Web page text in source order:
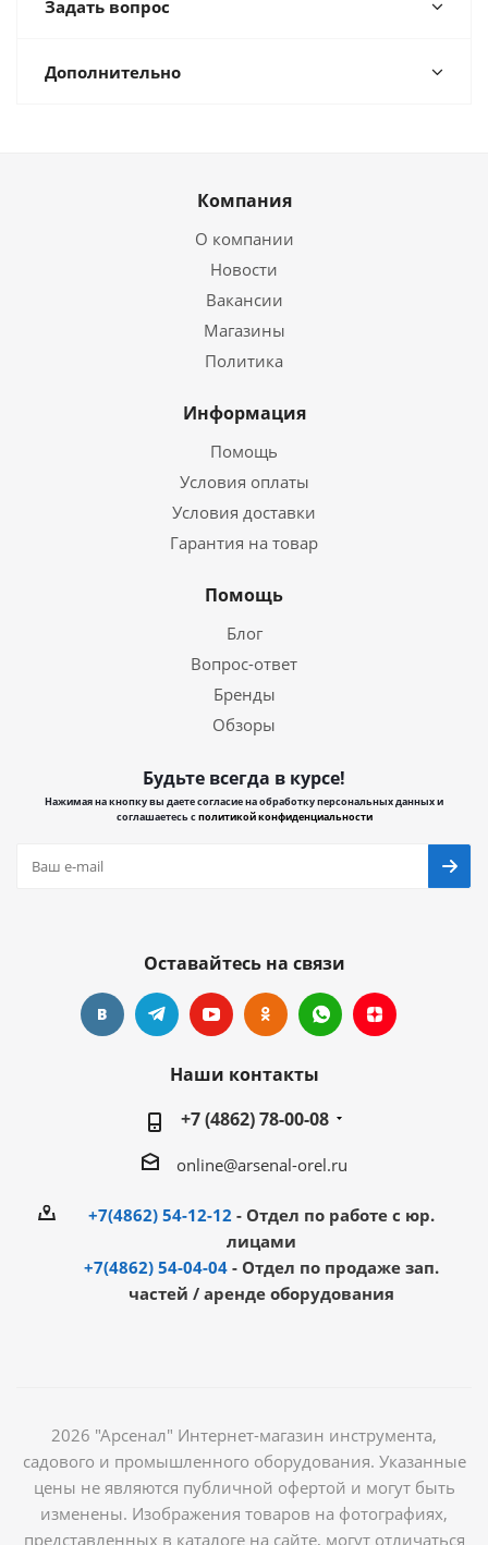
Задать вопрос
Дополнительно
Компания
О компании
Новости
Вакансии
Магазины
Политика
Информация
Помощь
Условия оплаты
Условия доставки
Гарантия на товар
Помощь
Блог
Вопрос-ответ
Бренды
Обзоры
Будьте всегда в курсе!
Нажимая на кнопку вы даете согласие на обработку персональных данных и
соглашаетесь сполитикой конфиденциальности
Оставайтесь на связи
Наши контакты
+7 (4862) 78-00-08
online@arsenal-orel.ru
+7(4862) 54-12-12 - Отдел по работе с юр.
лицами
+7(4862) 54-04-04 - Отдел по продаже зап.
частей / аренде оборудования
2026 "Арсенал" Интернет-магазин инструмента,
садового и промышленного оборудования. Указанные
цены не являются публичной офертой и могут быть
изменены. Изображения товаров на фотографиях,
представленных в каталоге на сайте, могут отличаться